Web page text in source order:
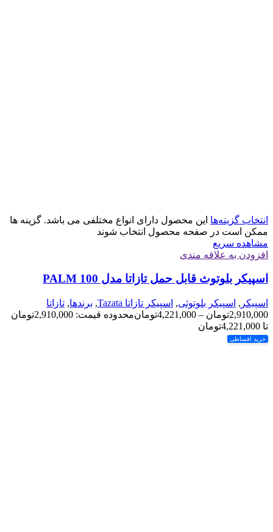
انتخاب گزینه‌ها این محصول دارای انواع مختلفی می باشد. گزینه ها
ممکن است در صفحه محصول انتخاب شوند
مشاهده سریع
افزودن به علاقه مندی
اسپیکر بلوتوث قابل حمل تازاتا مدل PALM 100
اسپیکر , اسپیکر بلوتوثی, اسپیکر تازاتا Tazata , برندها, تازاتا
2,910,000تومان –
4,221,000تومان
محدوده قیمت: 2,910,000تومان
تا 4,221,000تومان
خرید اقساطی